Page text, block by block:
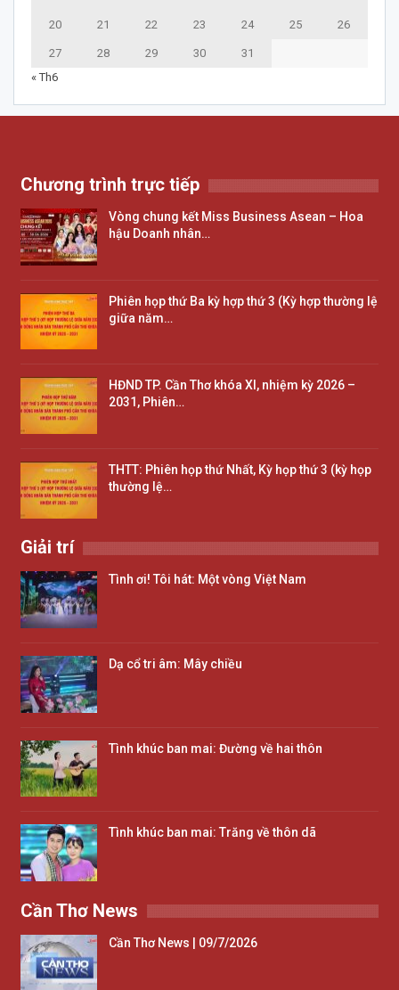
20 21 22 23 24 25 26
27 28 29 30
31
« Th6
Chương trình trực tiếp
Vòng chung kết Miss Business Asean – Hoa
hậu Doanh nhân…
Phiên họp thứ Ba kỳ hợp thứ 3 (Kỳ hợp thường lệ
giữa năm…
HĐND TP. Cần Thơ khóa XI, nhiệm kỳ 2026 –
2031, Phiên…
THTT: Phiên họp thứ Nhất, Kỳ họp thứ 3 (kỳ họp
thường lệ…
Giải trí
Tình ơi! Tôi hát: Một vòng Việt Nam
Dạ cổ tri âm: Mây chiều
Tình khúc ban mai: Đường về hai thôn
Tình khúc ban mai: Trăng về thôn dã
Cần Thơ News
Cần Thơ News | 09/7/2026